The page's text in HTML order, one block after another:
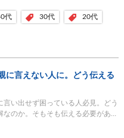
代 30代 20代
に言えない人に。どう伝える
言い出せず困っている人必見。どう
なのか。そもそも伝える必要があ…